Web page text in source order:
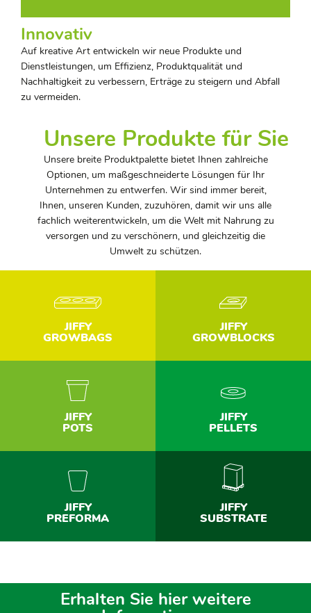
Innovativ
Auf kreative Art entwickeln wir neue Produkte und
Dienstleistungen, um Effizienz, Produktqualität und
Nachhaltigkeit zu verbessern, Erträge zu steigern und Abfall
zu vermeiden.
Unsere Produkte für Sie
Unsere breite Produktpalette bietet Ihnen zahlreiche
Optionen, um maßgeschneiderte Lösungen für Ihr
Unternehmen zu entwerfen. Wir sind immer bereit,
Ihnen, unseren Kunden, zuzuhören, damit wir uns alle
fachlich weiterentwickeln, um die Welt mit Nahrung zu
versorgen und zu verschönern, und gleichzeitig die
Umwelt zu schützen.
JIFFY
GROWBAGS
JIFFY
GROWBLOCKS
JIFFY
POTS
JIFFY
PELLETS
JIFFY
PREFORMA
JIFFY
SUBSTRATE
Erhalten Sie hier weitere